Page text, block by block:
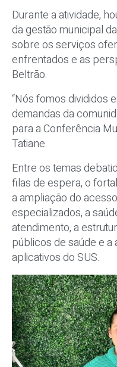
Durante a atividade,
da gestão municipal
sobre os serviços
enfrentados e as
Beltrão.
“Nós fomos divididos
demandas da
para a Conferência
Tatiane.
Entre os temas
filas de espera, o
a ampliação do
especializados, a
atendimento, a
públicos de saúde e a
aplicativos do SUS.